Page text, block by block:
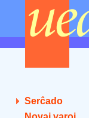
Serĉado